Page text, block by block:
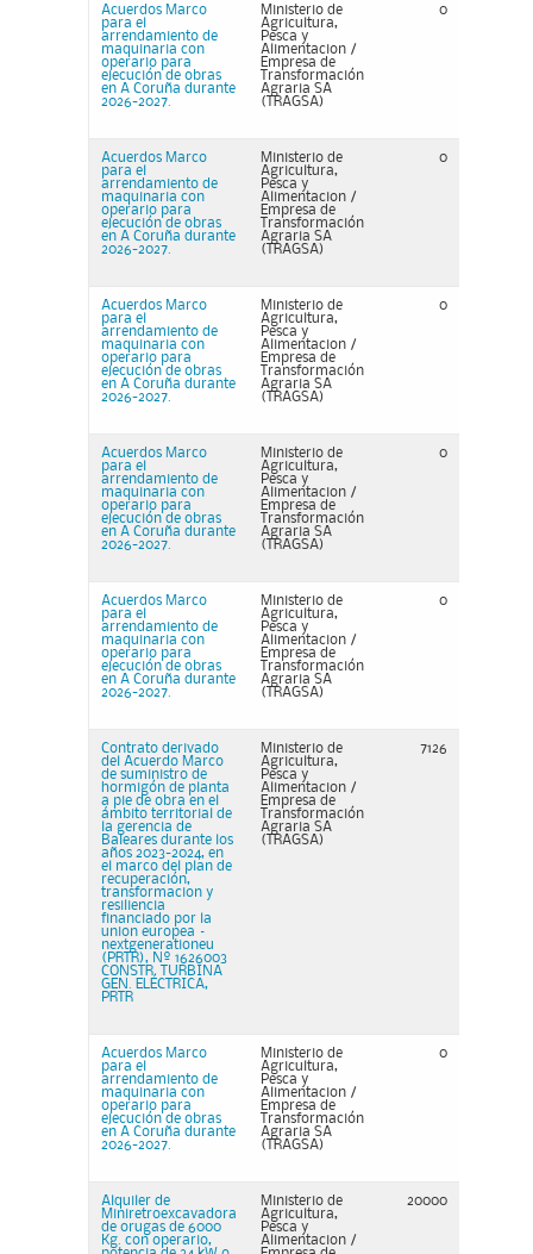
Acuerdos Marco
para el
arrendamiento de
maquinaria con
operario para
ejecución de obras
en A Coruña durante
2026-2027.
Ministerio de
Agricultura,
Pesca y
Alimentacion /
Empresa de
Transformación
Agraria SA
(TRAGSA)
0
Acuerdos Marco
para el
arrendamiento de
maquinaria con
operario para
ejecución de obras
en A Coruña durante
2026-2027.
Ministerio de
Agricultura,
Pesca y
Alimentacion /
Empresa de
Transformación
Agraria SA
(TRAGSA)
0
Acuerdos Marco
para el
arrendamiento de
maquinaria con
operario para
ejecución de obras
en A Coruña durante
2026-2027.
Ministerio de
Agricultura,
Pesca y
Alimentacion /
Empresa de
Transformación
Agraria SA
(TRAGSA)
0
Acuerdos Marco
para el
arrendamiento de
maquinaria con
operario para
ejecución de obras
en A Coruña durante
2026-2027.
Ministerio de
Agricultura,
Pesca y
Alimentacion /
Empresa de
Transformación
Agraria SA
(TRAGSA)
0
Acuerdos Marco
para el
arrendamiento de
maquinaria con
operario para
ejecución de obras
en A Coruña durante
2026-2027.
Ministerio de
Agricultura,
Pesca y
Alimentacion /
Empresa de
Transformación
Agraria SA
(TRAGSA)
0
Contrato derivado
del Acuerdo Marco
de suministro de
hormigón de planta
a pie de obra en el
ámbito territorial de
la gerencia de
Baleares durante los
años 2023-2024, en
el marco del plan de
recuperación,
transformacion y
resiliencia
financiado por la
union europea –
nextgenerationeu
(PRTR), Nº 1626003
CONSTR. TURBINA
GEN. ELÉCTRICA,
PRTR
Ministerio de
Agricultura,
Pesca y
Alimentacion /
Empresa de
Transformación
Agraria SA
(TRAGSA)
7126
Acuerdos Marco
para el
arrendamiento de
maquinaria con
operario para
ejecución de obras
en A Coruña durante
2026-2027.
Ministerio de
Agricultura,
Pesca y
Alimentacion /
Empresa de
Transformación
Agraria SA
(TRAGSA)
0
Alquiler de
Miniretroexcavadora
de orugas de 6000
Kg. con operario,
Ministerio de
Agricultura,
Pesca y
Alimentacion /
20000